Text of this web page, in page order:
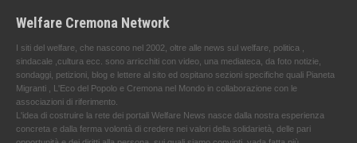
Welfare Cremona Network
I siti del welfare, che nascono nel 2002, oltre alle news sul welfare, politica ,
sindacale ,cultura ecc. sono arricchiti con video, una mediateca, da foto notizie,
sondaggi, petizioni, blog e lettere al sito ed ospitano sezioni specifiche quali Pianeta
Migranti , L'Eco del Popolo e Cremona nel Mondo in collaborazione con le
associazioni di riferimento.
L'idea di costruire la rete dei portali Welfare News nasce dalla nostra esperienza
concreta e dalla ferma volontà di credere nei valori della solidarietà, delle pari